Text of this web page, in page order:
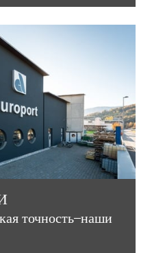
точность ̶ наши